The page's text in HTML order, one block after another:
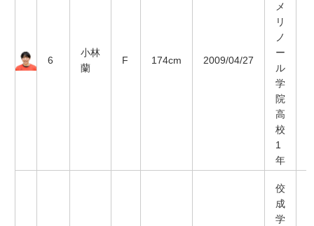
6
小林
蘭
F 174cm 2009/04/27
メ
リ
ノ
ー
ル
学
院
高
校
1
年
佼
成
学